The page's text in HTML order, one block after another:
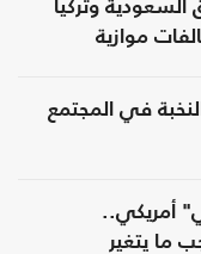
وتركيا
موازية
في المجتمع
أمريكي..
ما يتغير